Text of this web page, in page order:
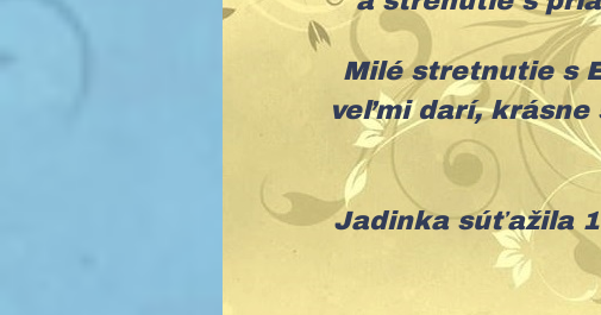
Milé stretnutie s
veľmi darí, krásne
Jadinka súťažila